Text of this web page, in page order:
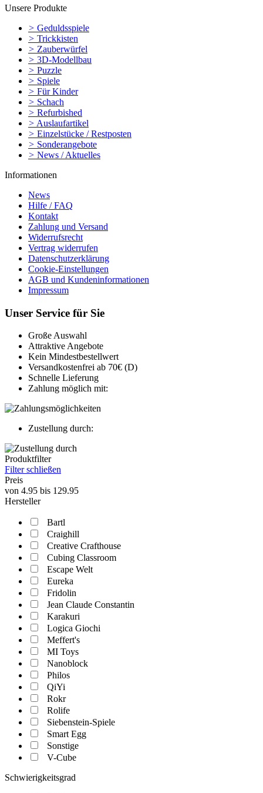
Unsere Produkte
> Geduldsspiele
> Trickkisten
> Zauberwürfel
> 3D-Modellbau
> Puzzle
> Spiele
> Für Kinder
> Schach
> Refurbished
> Auslaufartikel
> Einzelstücke / Restposten
> Sonderangebote
> News / Aktuelles
Informationen
News
Hilfe / FAQ
Kontakt
Zahlung und Versand
Widerrufsrecht
Vertrag widerrufen
Datenschutzerklärung
Cookie-Einstellungen
AGB und Kundeninformationen
Impressum
Unser Service für Sie
Große Auswahl
Attraktive Angebote
Kein Mindestbestellwert
Versandkostenfrei ab 70€ (D)
Schnelle Lieferung
Zahlung möglich mit:
Zustellung durch:
Produktfilter
Filter schließen
Preis
von 4.95 bis 129.95
Hersteller
Bartl
Craighill
Creative Crafthouse
Cubing Classroom
Escape Welt
Eureka
Fridolin
Jean Claude Constantin
Karakuri
Logica Giochi
Meffert's
MI Toys
Nanoblock
Philos
QiYi
Rokr
Rolife
Siebenstein-Spiele
Smart Egg
Sonstige
V-Cube
Schwierigkeitsgrad